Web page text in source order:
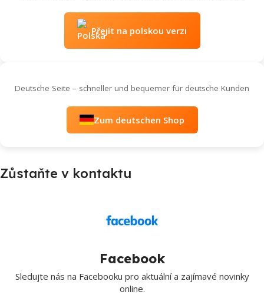
Přejít na polskou verzi
Deutsche Seite – schneller und bequemer für deutsche Kunden
Zum deutschen Shop
Zůstaňte v kontaktu
Facebook
Sledujte nás na Facebooku pro aktuální a zajímavé novinky
online.